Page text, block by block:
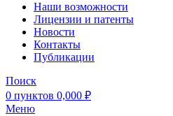
Наши возможности
Лицензии и патенты
Новости
Контакты
Публикации
Поиск
0 пунктов 0,000 ₽
Меню